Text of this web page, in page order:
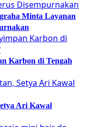
Minta Layanan
Karbon di Tengah
Ari Kawal